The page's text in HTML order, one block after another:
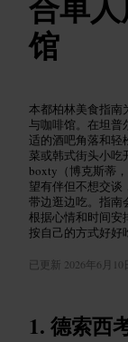
馆
本都柏林美食指南
与咖啡馆。在坦普
适的酒吧角落和轻
菜或韩式街头小吃
boxty（博克斯蒂
望有伴但不想交谈
带边逛边吃。指南
根据心情和时间安
按自己的方式好好
已更新 2026年6月10
德索西